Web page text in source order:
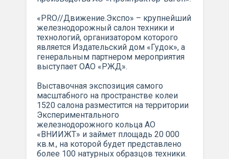
«PRO//Движение.Экспо» – крупнейший
железнодорожный салон техники и
технологий, организатором которого
является Издательский дом «Гудок», а
генеральным партнером мероприятия
выступает ОАО «РЖД».
Выставочная экспозиция самого
масштабного на пространстве колеи
1520 салона разместится на территории
Экспериментального
железнодорожного кольца АО
«ВНИИЖТ» и займет площадь 20 000
кв.м., на которой будет представлено
более 100 натурных образцов техники.